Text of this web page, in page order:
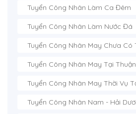
Tuyển Công Nhân Làm Ca Đêm
Tuyển Công Nhân Làm Nước Đá
Tuyển Công Nhân May Chưa Có
Tuyển Công Nhân May Tại
Tuyển Công Nhân May Thời Vụ
Tuyển Công Nhân Nam - Hải